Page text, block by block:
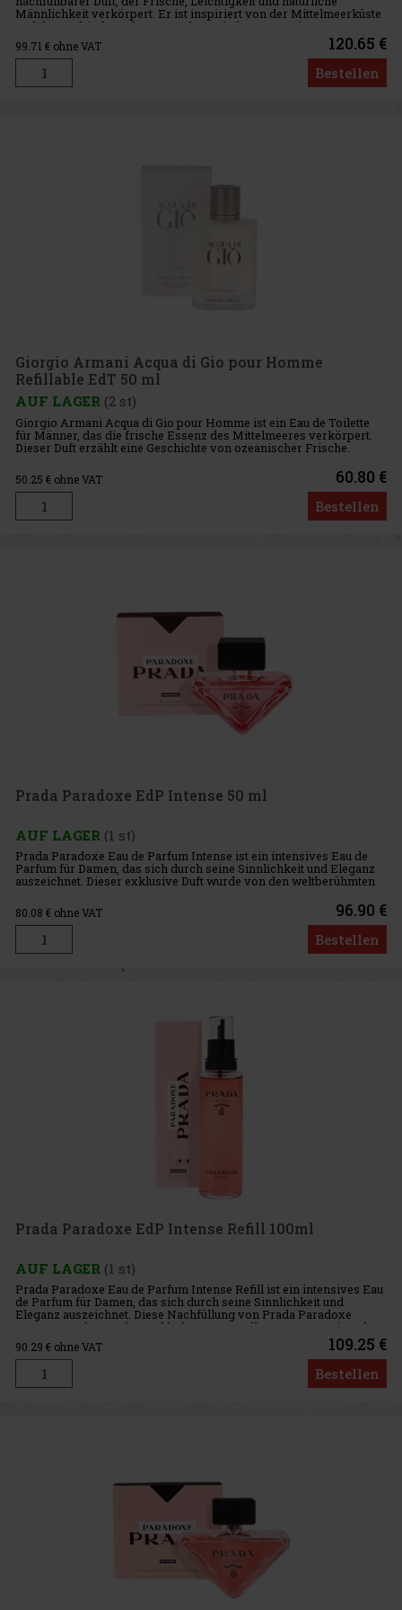
Männlichkeit verkörpert. Er ist inspiriert von der Mittelmeerküste
und der Verbindung des Menschen mit der Natur. Diese Herren-
Eau
99.71 € ohne VAT 120.65 €
Bestellen
Giorgio Armani Acqua di Gio pour Homme
Refillable EdT 50 ml
AUF LAGER (2 st)
Giorgio Armani Acqua di Gio pour Homme ist ein Eau de Toilette
für Männer, das die frische Essenz des Mittelmeeres verkörpert.
Dieser Duft erzählt eine Geschichte von ozeanischer Frische.
50.25 € ohne VAT 60.80 €
Bestellen
Prada Paradoxe EdP Intense 50 ml
AUF LAGER (1 st)
Prada Paradoxe Eau de Parfum Intense ist ein intensives Eau de
Parfum für Damen, das sich durch seine Sinnlichkeit und Eleganz
auszeichnet. Dieser exklusive Duft wurde von den weltberühmten
80.08 € ohne VAT 96.90 €
Bestellen
Prada Paradoxe EdP Intense Refill 100ml
AUF LAGER (1 st)
Prada Paradoxe Eau de Parfum Intense Refill ist ein intensives Eau
de Parfum für Damen, das sich durch seine Sinnlichkeit und
Eleganz auszeichnet. Diese Nachfüllung von Prada Paradoxe
Intense wurde von den weltbekannten Parfümeuren von Givaudan
- Nad
90.29 € ohne VAT 109.25 €
Bestellen